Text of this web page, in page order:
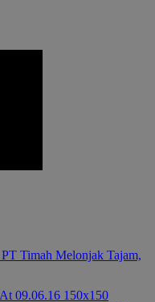
Timah Melonjak Tajam,